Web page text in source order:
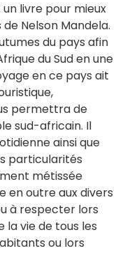
livre pour mieux
Nelson Mandela.
du pays afin
du Sud en une
en ce pays ait
permettra de
sud-africain. Il
ainsi que
particularités
métissée
en outre aux divers
à respecter lors
vie de tous les
ou lors